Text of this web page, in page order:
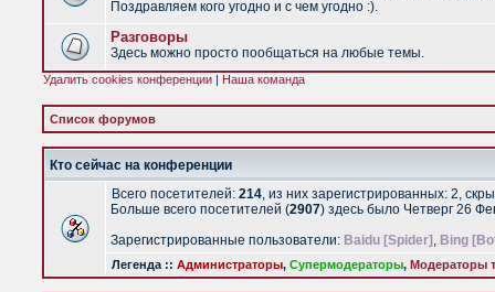
Поздравляем кого угодно и с чем угодно :).
Разговоры
Здесь можно просто пообщаться на любые темы.
Удалить cookies конференции | Наша команда
Список форумов
Кто сейчас на конференции
Всего посетителей: 214, из них зарегистрированных: 2,
Больше всего посетителей (2907) здесь было Четверг 26
Зарегистрированные пользователи: Baidu [Spider] , Bing
Легенда :: Администраторы, Супермодераторы, Модераторы